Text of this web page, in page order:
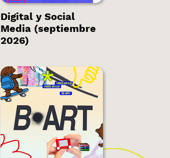
Digital y Social
Media (septiembre
2026)
Hay plazas
disponibles.